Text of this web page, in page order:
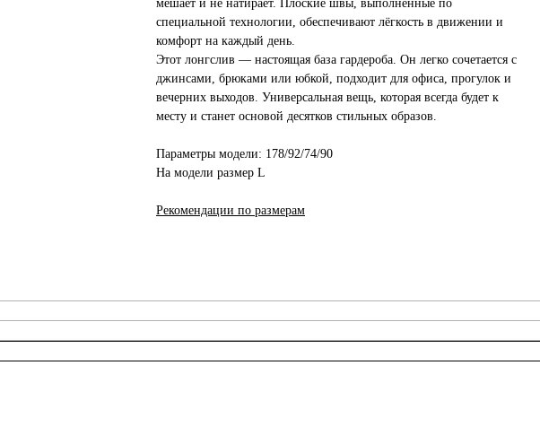
мешает и не натирает. Плоские швы, выполненные по
специальной технологии, обеспечивают лёгкость в движении и
комфорт на каждый день.
Этот лонгслив — настоящая база гардероба. Он легко сочетается с
джинсами, брюками или юбкой, подходит для офиса, прогулок и
вечерних выходов. Универсальная вещь, которая всегда будет к
месту и станет основой десятков стильных образов.
Параметры модели: 178/92/74/90
На модели размер L
Рекомендации по размерам